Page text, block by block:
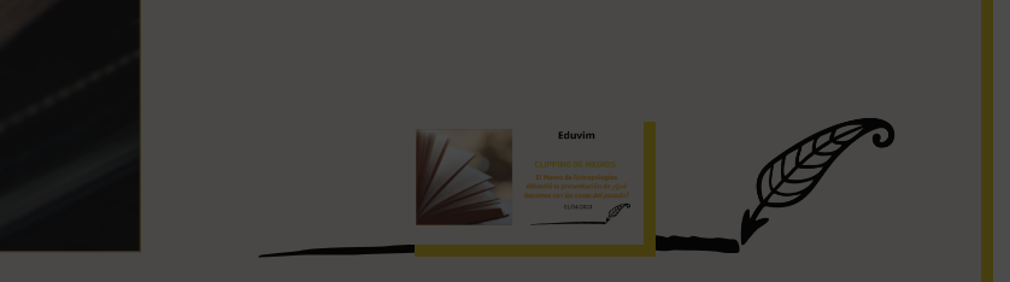
Antropologías
presentación de
«¿Qué hacemos con